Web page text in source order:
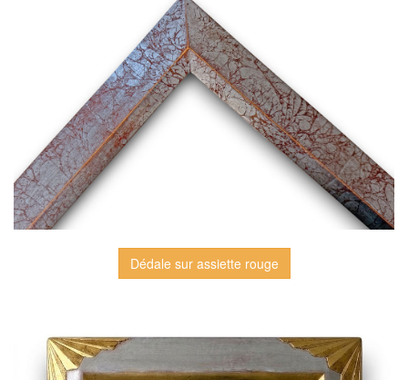
Dédale sur assiette rouge